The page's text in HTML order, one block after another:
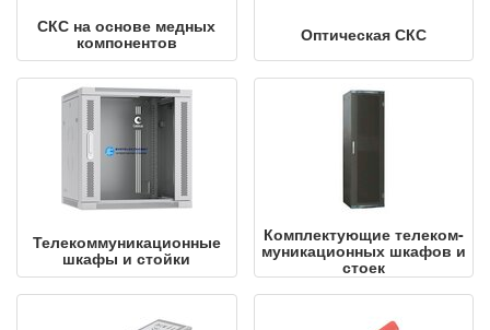
СКС на основе медных
ком­по­нен­тов Оптическая СКС
Теле­ком­му­ни­ка­ци­он­ные
шкафы и стойки
Ком­плек­ту­ющие те­ле­ком­
му­ни­ка­ци­он­ных шкафов и
стоек